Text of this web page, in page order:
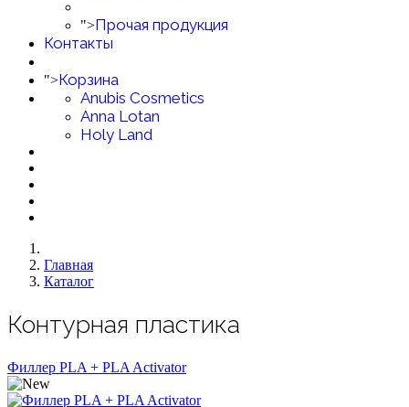
">Прочая продукция
Контакты
">Корзина
Anubis Cosmetics
Anna Lotan
Holy Land
Главная
Каталог
Контурная пластика
Филлер PLA + PLA Activator